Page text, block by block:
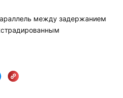
между задержанием